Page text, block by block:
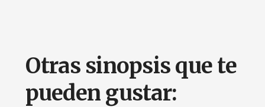
Otras sinopsis que te
pueden gustar: